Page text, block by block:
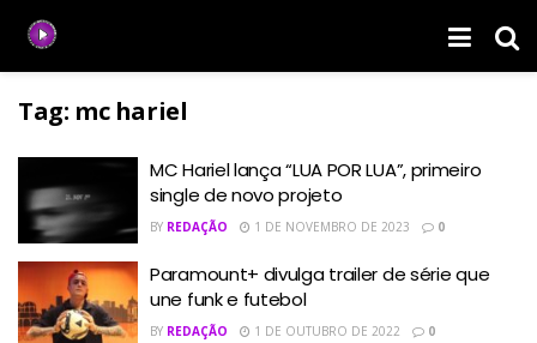
Tag: mc hariel
MC Hariel lança “LUA POR LUA”, primeiro
single de novo projeto
BY REDAÇÃO 1 DE NOVEMBRO DE 2023 0
Paramount+ divulga trailer de série que
une funk e futebol
BY REDAÇÃO 1 DE OUTUBRO DE 2022 0